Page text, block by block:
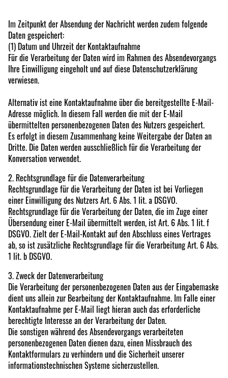
Im Zeitpunkt der Absendung der Nachricht werden zudem folgende
Daten gespeichert:
(1) Datum und Uhrzeit der Kontaktaufnahme
Für die Verarbeitung der Daten wird im Rahmen des Absendevorgangs
Ihre Einwilligung eingeholt und auf diese Datenschutzerklärung
verwiesen.
Alternativ ist eine Kontaktaufnahme über die bereitgestellte E-Mail-
Adresse möglich. In diesem Fall werden die mit der E-Mail
übermittelten personenbezogenen Daten des Nutzers gespeichert.
Es erfolgt in diesem Zusammenhang keine Weitergabe der Daten an
Dritte. Die Daten werden ausschließlich für die Verarbeitung der
Konversation verwendet.
2. Rechtsgrundlage für die Datenverarbeitung
Rechtsgrundlage für die Verarbeitung der Daten ist bei Vorliegen
einer Einwilligung des Nutzers Art. 6 Abs. 1 lit. a DSGVO.
Rechtsgrundlage für die Verarbeitung der Daten, die im Zuge einer
Übersendung einer E-Mail übermittelt werden, ist Art. 6 Abs. 1 lit. f
DSGVO. Zielt der E-Mail-Kontakt auf den Abschluss eines Vertrages
ab, so ist zusätzliche Rechtsgrundlage für die Verarbeitung Art. 6 Abs.
1 lit. b DSGVO.
3. Zweck der Datenverarbeitung
Die Verarbeitung der personenbezogenen Daten aus der Eingabemaske
dient uns allein zur Bearbeitung der Kontaktaufnahme. Im Falle einer
Kontaktaufnahme per E-Mail liegt hieran auch das erforderliche
berechtigte Interesse an der Verarbeitung der Daten.
Die sonstigen während des Absendevorgangs verarbeiteten
personenbezogenen Daten dienen dazu, einen Missbrauch des
Kontaktformulars zu verhindern und die Sicherheit unserer
informationstechnischen Systeme sicherzustellen.